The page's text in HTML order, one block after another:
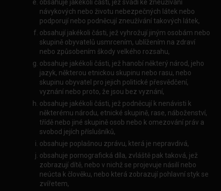
obsahuje jakékoli části, jež svádí ke zneužívání
návykových nebo životu nebezpečných látek nebo
podporují nebo podněcují zneužívání takových látek,
obsahují jakékoli části, jež vyhrožují jiným osobám nebo
skupině obyvatelů usmrcením, ublížením na zdraví
nebo způsobením škody velkého rozsahu,
obsahuje jakékoli části, jež hanobí některý národ, jeho
jazyk, některou etnickou skupinu nebo rasu, nebo
skupinu obyvatel pro jejich politické přesvědčení,
vyznání nebo proto, že jsou bez vyznání,
obsahuje jakékoli části, jež podněcují k nenávisti k
některému národu, etnické skupině, rase, náboženství,
třídě nebo jiné skupině osob nebo k omezování práv a
svobod jejích příslušníků,
obsahuje poplašnou zprávu, která je nepravdivá,
obsahuje pornografická díla, zvláště pak taková, jež
zobrazují dítě, nebo v nichž se projevuje násilí nebo
neúcta k člověku, nebo která zobrazují pohlavní styk se
zvířetem,